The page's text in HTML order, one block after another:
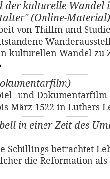
der kulturelle Wandel
(Online-Material)
von Thillm und
kulturellen Wandel zu
und
März 1522 in Luthers
in einer Zeit des
Schillings betrachtet
die Reformation